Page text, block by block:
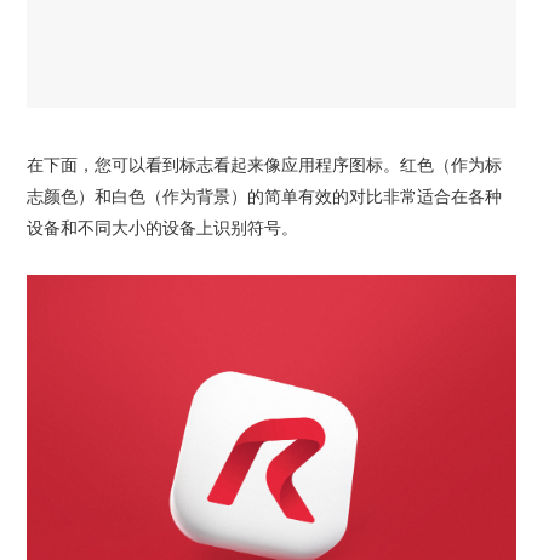
在下面，您可以看到标志看起来像应用程序图标。红色（作为标
志颜色）和白色（作为背景）的简单有效的对比非常适合在各种
设备和不同大小的设备上识别符号。